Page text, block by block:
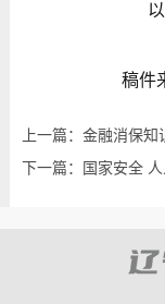
稿件
上一篇：金融消保
何破局？
下一篇：国家安全